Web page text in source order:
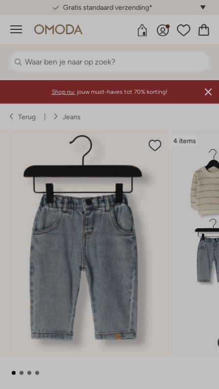
Gratis standaard verzending*
Menu
Shop nu: jouw must-haves tot 70% korting!
Terug Jeans
4 items